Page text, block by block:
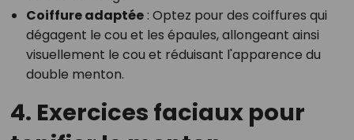
Coiffure adaptée: Optez pour des coiffures qui
dégagent le cou et les épaules, allongeant ainsi
visuellement le cou et réduisant l'apparence du
double menton.
4. Exercices faciaux pour